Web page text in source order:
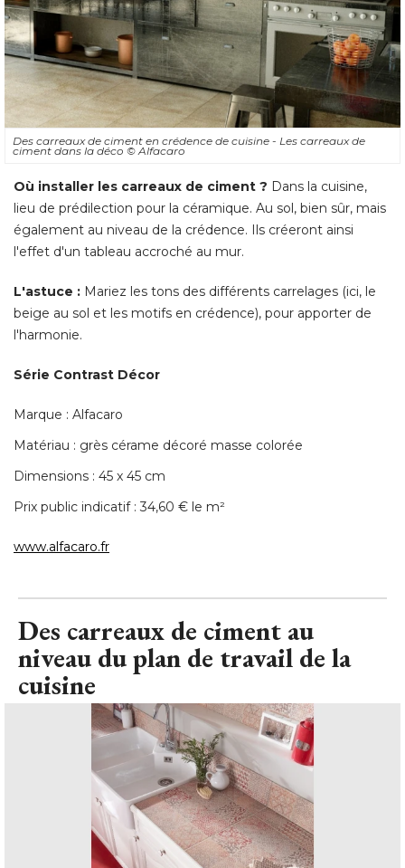
Des carreaux de ciment en crédence de cuisine - Les carreaux de
ciment dans la déco © Alfacaro
Où installer les carreaux de ciment ? Dans la cuisine,
lieu de prédilection pour la céramique. Au sol, bien sûr, mais
également au niveau de la crédence. Ils créeront ainsi
l'effet d'un tableau accroché au mur.
L'astuce : Mariez les tons des différents carrelages (ici, le
beige au sol et les motifs en crédence), pour apporter de
l'harmonie.
Série Contrast Décor
Marque : Alfacaro
Matériau : grès cérame décoré masse colorée
Dimensions : 45 x 45 cm
Prix public indicatif : 34,60 € le m²
www.alfacaro.fr
Des carreaux de ciment au
niveau du plan de travail de la
cuisine